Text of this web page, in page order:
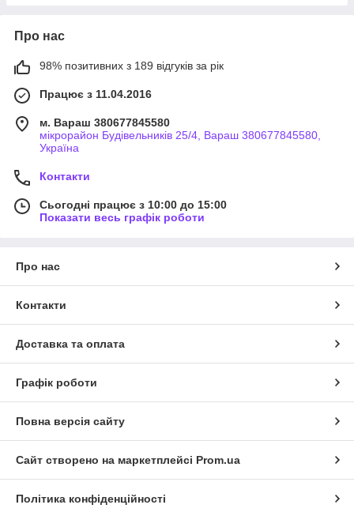
Про нас
98% позитивних з 189 відгуків за рік
Працює з 11.04.2016
м. Вараш 380677845580
мікрорайон Будівельників 25/4, Вараш 380677845580,
Україна
Контакти
Сьогодні працює з 10:00 до 15:00
Показати весь графік роботи
Про нас
Контакти
Доставка та оплата
Графік роботи
Повна версія сайту
Сайт створено на маркетплейсі Prom.ua
Політика конфіденційності